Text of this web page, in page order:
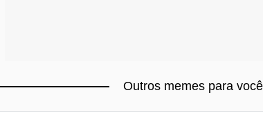
Outros memes para